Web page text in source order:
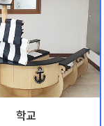
학교